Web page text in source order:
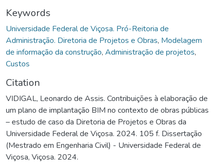
Keywords
Universidade Federal de Viçosa. Pró-Reitoria de
Administração. Diretoria de Projetos e Obras, Modelagem
de informação da construção, Administração de projetos,
Custos
Citation
VIDIGAL, Leonardo de Assis. Contribuições à elaboração de
um plano de implantação BIM no contexto de obras públicas
– estudo de caso da Diretoria de Projetos e Obras da
Universidade Federal de Viçosa. 2024. 105 f. Dissertação
(Mestrado em Engenharia Civil) - Universidade Federal de
Viçosa, Viçosa. 2024.